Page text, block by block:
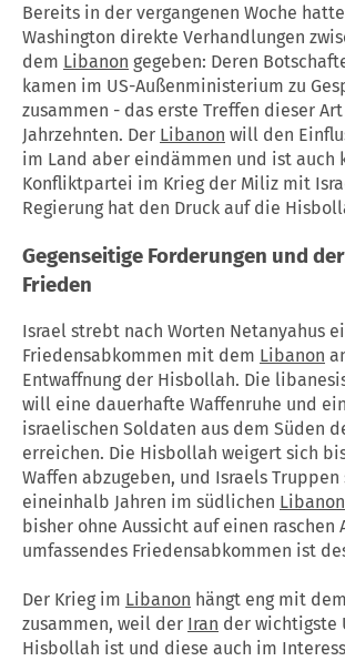
Bereits in der vergangenen Woche
Washington direkte Verhandlungen
dem Libanon gegeben: Deren
kamen im US-Außenministerium zu
zusammen - das erste Treffen dieser
Jahrzehnten. Der Libanon will den
im Land aber eindämmen und ist auch
Konfliktpartei im Krieg der Miliz mit
Regierung hat den Druck auf die
Gegenseitige Forderungen und
Frieden
Israel strebt nach Worten Netanyahus
Friedensabkommen mit dem Libanon
Entwaffnung der Hisbollah. Die
will eine dauerhafte Waffenruhe und
israelischen Soldaten aus dem Süden
erreichen. Die Hisbollah weigert sich
Waffen abzugeben, und Israels
eineinhalb Jahren im südlichen Libanon
bisher ohne Aussicht auf einen raschen
umfassendes Friedensabkommen ist
Der Krieg im Libanon hängt eng mit
zusammen, weil der Iran der wichtigste
Hisbollah ist und diese auch im